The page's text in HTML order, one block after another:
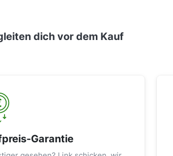
dich vor dem Kauf
Garantie